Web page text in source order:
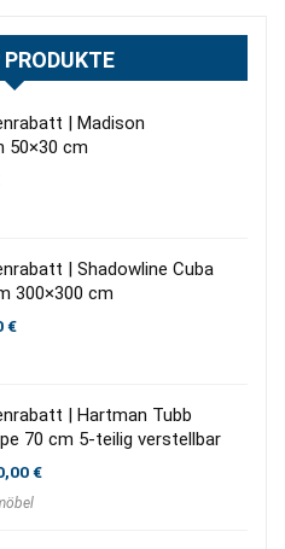
| Madison
50×30 cm
Aktueller
| Shadowline Cuba
300×300 cm
€Aktueller
| Hartman Tubb
70 cm 5-teilig verstellbar
€Aktueller